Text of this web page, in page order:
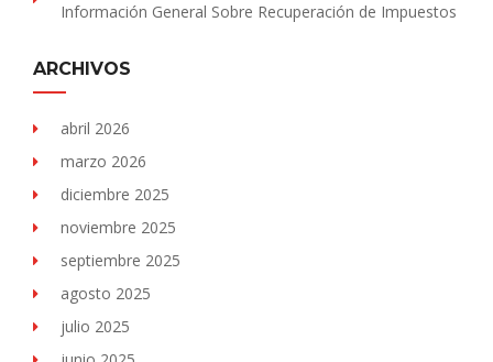
Información General Sobre Recuperación de Impuestos
ARCHIVOS
abril 2026
marzo 2026
diciembre 2025
noviembre 2025
septiembre 2025
agosto 2025
julio 2025